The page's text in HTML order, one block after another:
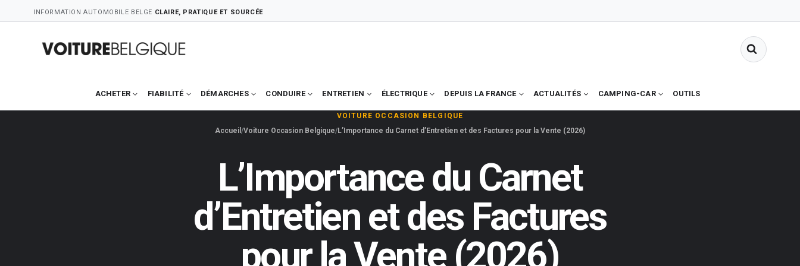
to
INFORMATION AUTOMOBILE BELGE CLAIRE, PRATIQUE ET SOURCÉE
ACHETER FIABILITÉ DÉMARCHES CONDUIRE ENTRETIEN ÉLECTRIQUE DEPUIS LA FRANCE ACTUALITÉS CAMPING-CAR OUTILS
VOITURE OCCASION BELGIQUE
Accueil Voiture Occasion Belgique L’Importance du Carnet d’Entretien et des Factures pour la Vente (2026)
L’Importance du Carnet
d’Entretien et des Factures
pour la Vente (2026)